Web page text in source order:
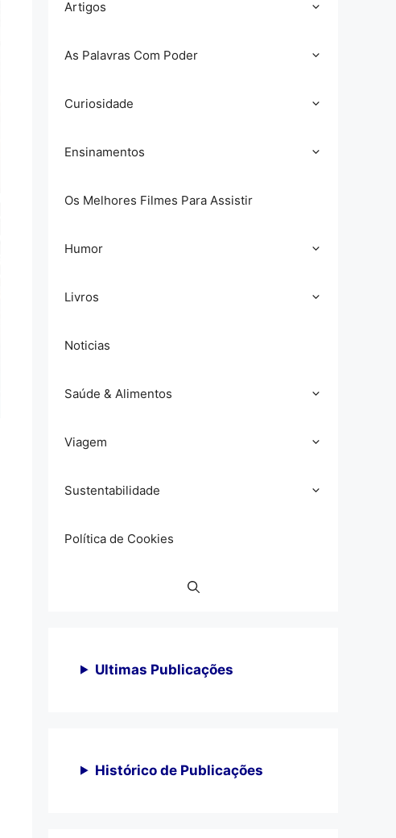
Artigos
As Palavras Com Poder
Curiosidade
Ensinamentos
Os Melhores Filmes Para Assistir
Humor
Livros
Noticias
Saúde & Alimentos
Viagem
Sustentabilidade
Política de Cookies
Ultimas Publicações
Histórico de Publicações